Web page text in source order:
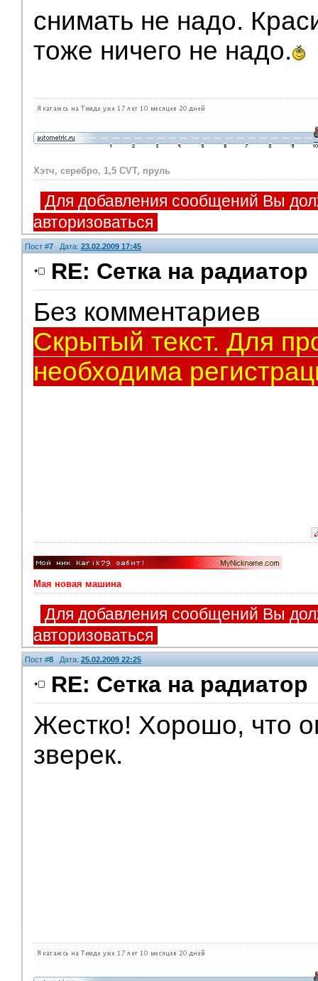
снимать не надо.
тоже ничего не надо.
Хэтч, серебро, 1,5 CVT, пруль
Для добавления сообщений Вы
авторизоваться
Пост #7 Дата: 23.02.2009 17:45
RE: Сетка на радиатор
Без комментариев
Скрытый текст. Для
необходима
V.I.P.
Мая новая машина
Для добавления сообщений Вы
авторизоваться
Пост #8 Дата: 25.02.2009 22:25
RE: Сетка на радиатор
Жестко! Хорошо, что
зверек.